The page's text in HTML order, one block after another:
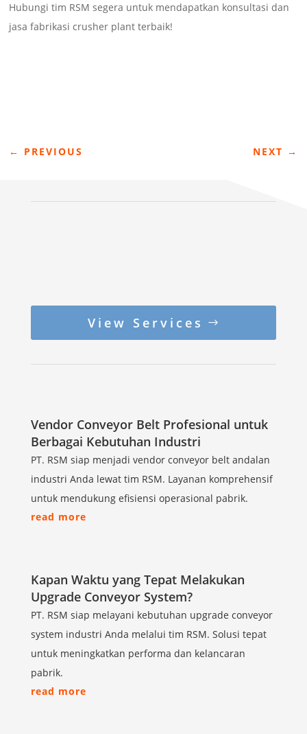
Hubungi tim RSM segera untuk mendapatkan konsultasi dan
jasa fabrikasi crusher plant terbaik!
← PREVIOUS NEXT →
View Services
Vendor Conveyor Belt Profesional untuk
Berbagai Kebutuhan Industri
PT. RSM siap menjadi vendor conveyor belt andalan
industri Anda lewat tim RSM. Layanan komprehensif
untuk mendukung efisiensi operasional pabrik.
read more
Kapan Waktu yang Tepat Melakukan
Upgrade Conveyor System?
PT. RSM siap melayani kebutuhan upgrade conveyor
system industri Anda melalui tim RSM. Solusi tepat
untuk meningkatkan performa dan kelancaran
pabrik.
read more